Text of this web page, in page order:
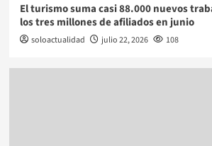
El turismo suma casi 88.000 nuevos
los tres millones de afiliados en junio
soloactualidad julio 22, 2026 108